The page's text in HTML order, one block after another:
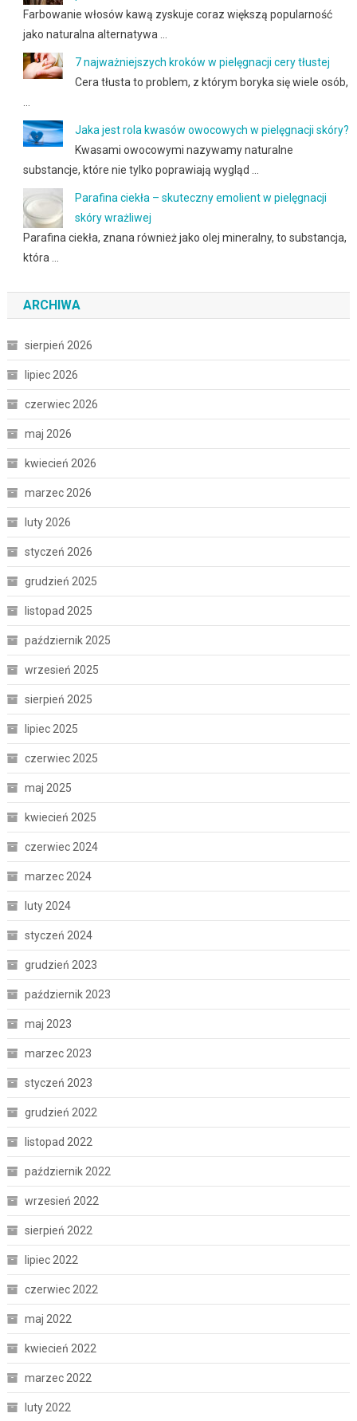
Farbowanie włosów kawą zyskuje coraz większą popularność
jako naturalna alternatywa …
7 najważniejszych kroków w pielęgnacji cery tłustej
Cera tłusta to problem, z którym boryka się wiele osób,
Jaka jest rola kwasów owocowych w pielęgnacji skóry?
Kwasami owocowymi nazywamy naturalne
substancje, które nie tylko poprawiają wygląd …
Parafina ciekła – skuteczny emolient w pielęgnacji
skóry wrażliwej
Parafina ciekła, znana również jako olej mineralny, to substancja,
która …
ARCHIWA
sierpień 2026
lipiec 2026
czerwiec 2026
maj 2026
kwiecień 2026
marzec 2026
luty 2026
styczeń 2026
grudzień 2025
listopad 2025
październik 2025
wrzesień 2025
sierpień 2025
lipiec 2025
czerwiec 2025
maj 2025
kwiecień 2025
czerwiec 2024
marzec 2024
luty 2024
styczeń 2024
grudzień 2023
październik 2023
maj 2023
marzec 2023
styczeń 2023
grudzień 2022
listopad 2022
październik 2022
wrzesień 2022
sierpień 2022
lipiec 2022
czerwiec 2022
maj 2022
kwiecień 2022
marzec 2022
luty 2022